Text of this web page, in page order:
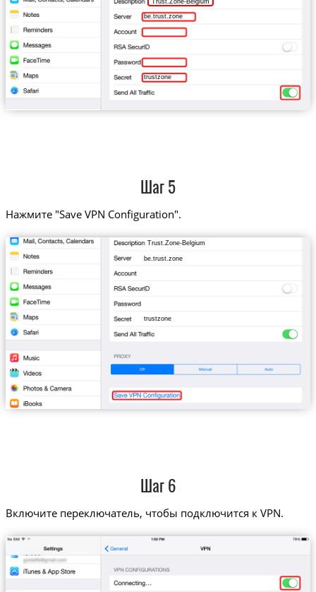
Trust.Zone-Belgium
be.trust.zone
trustzone
Шаг 5
Нажмите "Save VPN Configuration".
Trust.Zone-Belgium
be.trust.zone
trustzone
Шаг 6
Включите переключатель, чтобы подключится к VPN.